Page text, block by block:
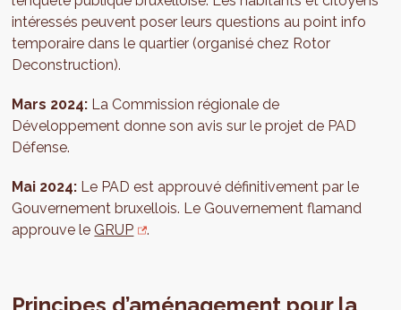
intéressés peuvent poser leurs questions au point info
temporaire dans le quartier (organisé chez Rotor
Deconstruction).
Mars 2024: La Commission régionale de
Développement donne son avis sur le projet de PAD
Défense.
Mai 2024: Le PAD est approuvé définitivement par le
Gouvernement bruxellois. Le Gouvernement flamand
approuve le GRUP .
Principes d’aménagement pour la